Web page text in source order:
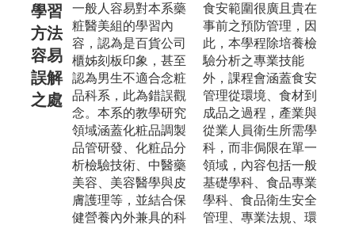
學習
方法
容易
誤解
之處
一般人容易對本系藥
粧醫美組的學習內
容，認為是百貨公司
櫃姊刻板印象，甚至
認為男生不適合念粧
品科系，此為錯誤觀
念。本系的教學研究
領域涵蓋化粧品調製
品管研發、化粧品分
析檢驗技術、中醫藥
美容、美容醫學與皮
膚護理等，並結合保
健營養內外兼具的科
食安範圍很廣且貴在
事前之預防管理，因
此，本學程除培養檢
驗分析之專業技能
外，課程會涵蓋食安
管理從環境、食材到
成品之過程，產業與
從業人員衛生所需學
科，而非侷限在單一
領域，內容包括一般
基礎學科、食品專業
學科、食品衛生安全
管理、專業法規、環